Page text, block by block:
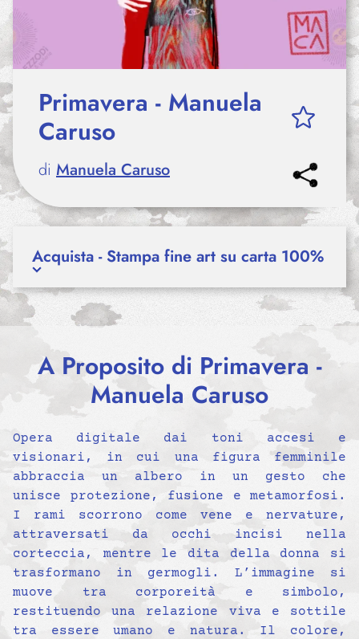
Primavera - Manuela
Caruso
di Manuela Caruso
Acquista - Stampa fine art su carta 100%
A Proposito di Primavera -
Manuela Caruso
Opera digitale dai toni accesi e
visionari, in cui una figura femminile
abbraccia un albero in un gesto che
unisce protezione, fusione e metamorfosi.
I rami scorrono come vene e nervature,
attraversati da occhi incisi nella
corteccia, mentre le dita della donna si
trasformano in germogli. L’immagine si
muove tra corporeità e simbolo,
restituendo una relazione viva e sottile
tra essere umano e natura. Il colore,